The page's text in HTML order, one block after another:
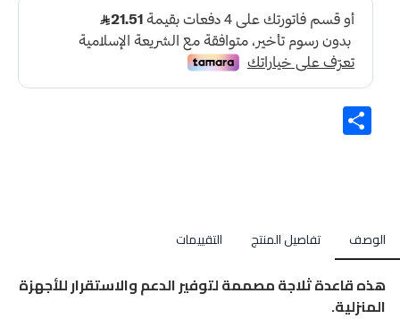
Share
الوصف تفاصيل المنتج التقييمات
هذه قاعدة ثلاجة مصممة لتوفير الدعم والاستقرار للأجهزة
المنزلية.